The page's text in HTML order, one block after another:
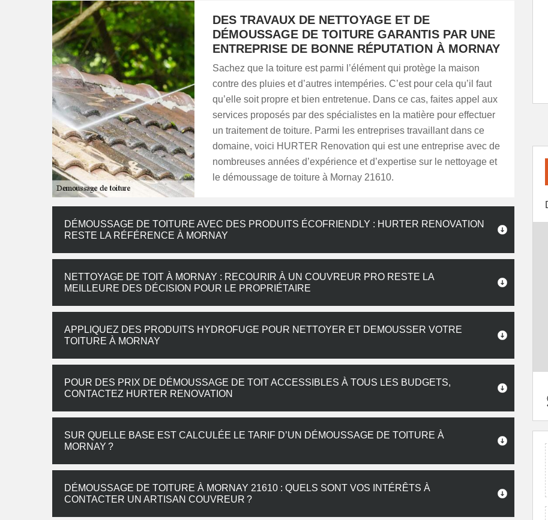
DES TRAVAUX DE NETTOYAGE ET DE
DÉMOUSSAGE DE TOITURE GARANTIS PAR UNE
ENTREPRISE DE BONNE RÉPUTATION À MORNAY
Sachez que la toiture est parmi l’élément qui protège la maison
contre des pluies et d’autres intempéries. C’est pour cela qu’il faut
qu’elle soit propre et bien entretenue. Dans ce cas, faites appel aux
services proposés par des spécialistes en la matière pour effectuer
un traitement de toiture. Parmi les entreprises travaillant dans ce
domaine, voici HURTER Renovation qui est une entreprise avec de
nombreuses années d’expérience et d’expertise sur le nettoyage et
le démoussage de toiture à Mornay 21610.
DÉMOUSSAGE DE TOITURE AVEC DES PRODUITS ÉCOFRIENDLY : HURTER RENOVATION
RESTE LA RÉFÉRENCE À MORNAY
NETTOYAGE DE TOIT À MORNAY : RECOURIR À UN COUVREUR PRO RESTE LA
MEILLEURE DES DÉCISION POUR LE PROPRIÉTAIRE
APPLIQUEZ DES PRODUITS HYDROFUGE POUR NETTOYER ET DEMOUSSER VOTRE
TOITURE À MORNAY
POUR DES PRIX DE DÉMOUSSAGE DE TOIT ACCESSIBLES À TOUS LES BUDGETS,
CONTACTEZ HURTER RENOVATION
SUR QUELLE BASE EST CALCULÉE LE TARIF D’UN DÉMOUSSAGE DE TOITURE À
MORNAY ?
DÉMOUSSAGE DE TOITURE À MORNAY 21610 : QUELS SONT VOS INTÉRÊTS À
CONTACTER UN ARTISAN COUVREUR ?